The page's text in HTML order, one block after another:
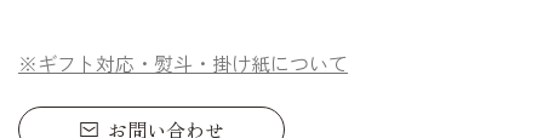
※ギフト対応・熨斗・掛け紙について
お問い合わせ